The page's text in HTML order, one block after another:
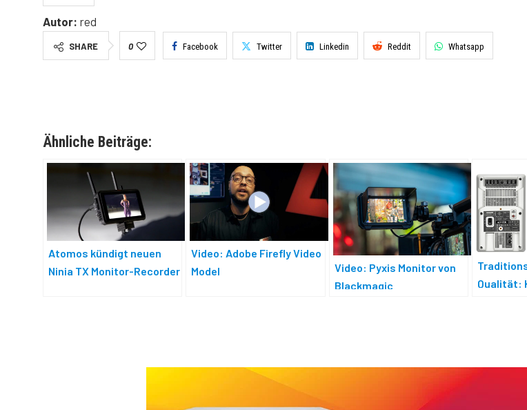
Autor: red
SHARE 0 Facebook Twitter Linkedin Reddit Whatsapp
Ähnliche Beiträge:
Atomos kündigt neuen
Ninja TX Monitor-Recorder
Video: Adobe Firefly Video
Model
Video: Pyxis Monitor von
Blackmagic
Qualität: